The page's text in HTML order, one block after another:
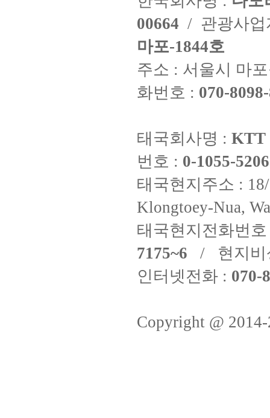
00664 / 관광사
마포-1844호
주소 : 서울시 마
화번호 : 070-
태국회사명 : KTT
번호 : 0-1055-
태국현지주소 :
Klongtoey-Nua,
태국현지전화번
7175~6 / 현지비
인터넷전화 : 070-
Copyright @